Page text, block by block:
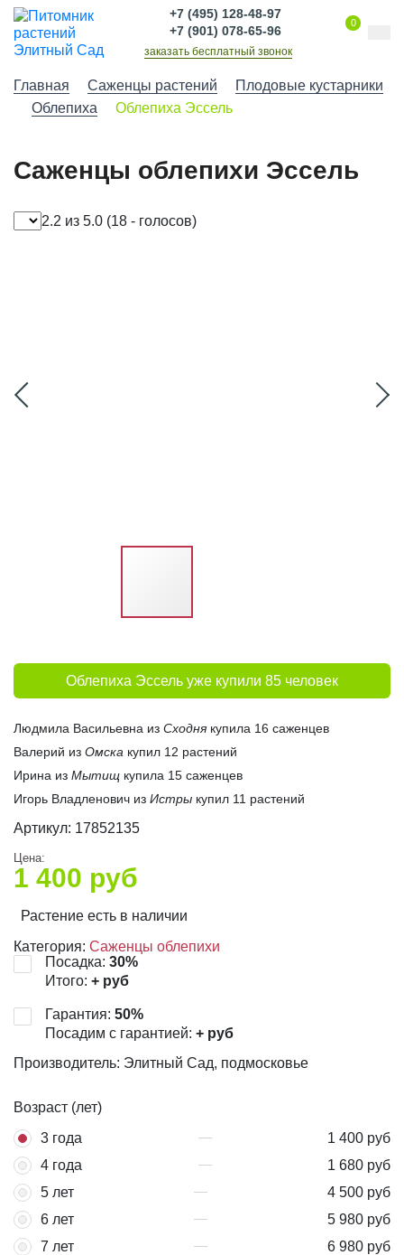
+7 (495) 128-48-97
+7 (901) 078-65-96
заказать бесплатный звонок
0
Главная Саженцы растений
Плодовые кустарники
Облепиха
Облепиха Эссель
Саженцы облепихи Эссель
2.2 из 5.0 (18 - голосов)
Облепиха Эссель уже купили 85 человек
Людмила Васильевна из Сходня купила 16 саженцев
Валерий из Омска купил 12 растений
Ирина из Мытищ купила 15 саженцев
Игорь Владленович из Истры купил 11 растений
Артикул: 17852135
Цена:
1 400 руб
Растение есть в наличии
Категория: Саженцы облепихи
Посадка: 30%
Итого: + руб
Гарантия: 50%
Посадим с гарантией: + руб
Производитель: Элитный Сад, подмосковье
Возраст (лет)
3 года
1 400 руб
4 года
1 680 руб
5 лет
4 500 руб
6 лет
5 980 руб
7 лет
6 980 руб